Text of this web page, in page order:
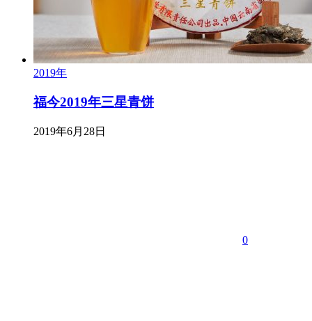
2019年
福今2019年三星青饼
2019年6月28日
0